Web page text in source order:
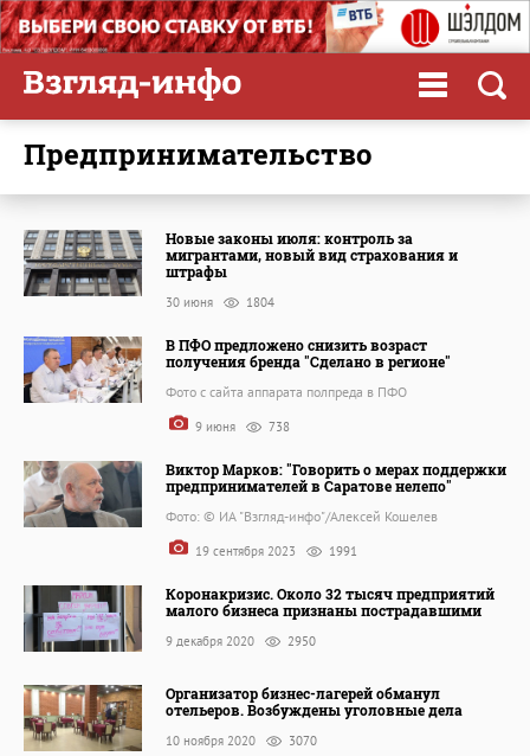
предпринимательство
Новые законы июля: контроль за
мигрантами, новый вид страхования и
штрафы
30 июня 1804
В ПФО предложено снизить возраст
получения бренда "Сделано в регионе"
Фото с сайта аппарата полпреда в ПФО
9 июня 738
Виктор Марков: "Говорить о мерах поддержки
предпринимателей в Саратове нелепо"
Фото: © ИА "Взгляд-инфо"/Алексей Кошелев
19 сентября 2023 1991
Коронакризис. Около 32 тысяч предприятий
малого бизнеса признаны пострадавшими
9 декабря 2020 2950
Организатор бизнес-лагерей обманул
отельеров. Возбуждены уголовные дела
10 ноября 2020 3070